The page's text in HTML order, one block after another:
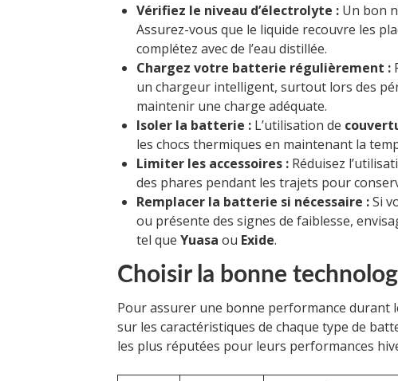
Vérifiez le niveau d’électrolyte : Un bon
Assurez-vous que le liquide recouvre les
complétez avec de l’eau distillée.
Chargez votre batterie régulièrement :
un chargeur intelligent, surtout lors des
maintenir une charge adéquate.
Isoler la batterie : L’utilisation de
les chocs thermiques en maintenant la
Limiter les accessoires : Réduisez
des phares pendant les trajets pour
Remplacer la batterie si nécessaire :Si
ou présente des signes de faiblesse,
tel que Yuasa ou Exide.
Choisir la bonne
Pour assurer une bonne performance durant
sur les caractéristiques de chaque type de
les plus réputées pour leurs performances